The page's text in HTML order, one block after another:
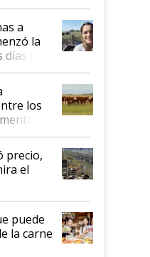
a
la
le
los
precio,
el
puede
la carne